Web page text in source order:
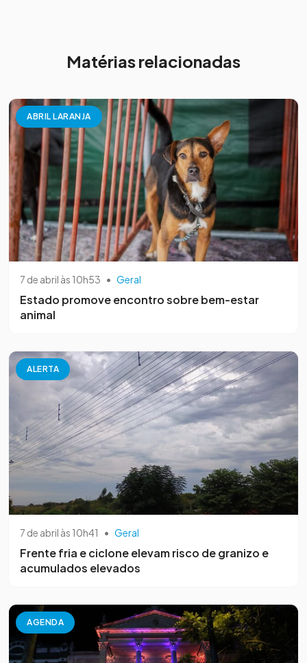
Matérias relacionadas
ABRIL LARANJA
7 de abril às 10h53 • Geral
Estado promove encontro sobre bem-estar
animal
ALERTA
7 de abril às 10h41 • Geral
Frente fria e ciclone elevam risco de granizo e
acumulados elevados
AGENDA